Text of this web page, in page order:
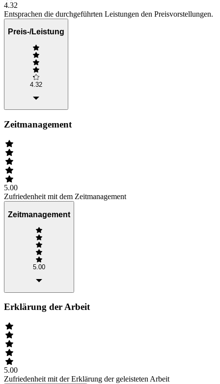
4.32
Entsprachen die durchgeführten Leistungen den Preisvorstellungen.
Preis-/Leistung
4.32
Zeitmanagement
5.00
Zufriedenheit mit dem Zeitmanagement
Zeitmanagement
5.00
Erklärung der Arbeit
5.00
Zufriedenheit mit der Erklärung der geleisteten Arbeit